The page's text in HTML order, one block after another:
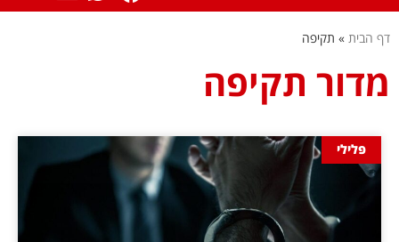
דף הבית » תקיפה
מדור תקיפה
פלילי